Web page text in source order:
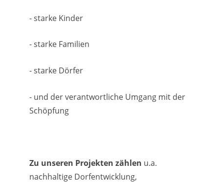
- starke Kinder
- starke Familien
- starke Dörfer
- und der verantwortliche Umgang mit der
Schöpfung
Zu unseren Projekten zählen u.a.
nachhaltige Dorfentwicklung,